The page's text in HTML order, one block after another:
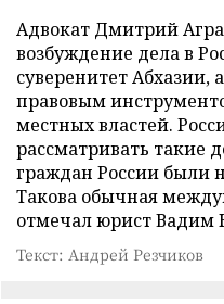
Адвокат Дмитрий
возбуждение дела в
суверенитет
правовым
местных властей.
рассматривать такие
граждан России были
Такова обычная
отмечал юрист Вадим
Текст: Андрей Резчиков